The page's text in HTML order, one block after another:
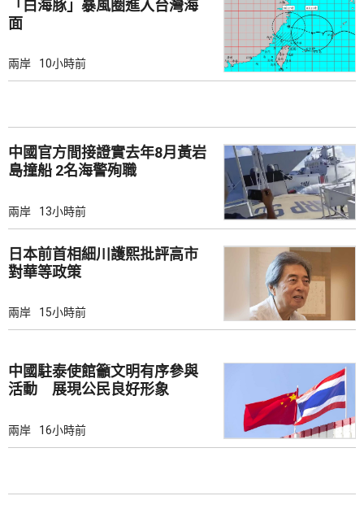
「白海豚」暴風圈進入台灣海
面
兩岸 10小時前
中國官方間接證實去年8月黃岩
島撞船 2名海警殉職
兩岸 13小時前
日本前首相細川護熙批評高市
對華等政策
兩岸 15小時前
中國駐泰使館籲文明有序參與
活動 展現公民良好形象
兩岸 16小時前